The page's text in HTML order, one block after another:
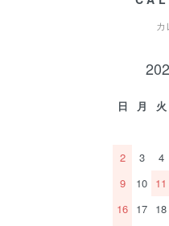
カ
日 月 火
2
3 4
9
10 11
16 17 18